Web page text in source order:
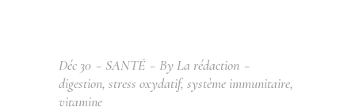
Déc 30 SANTÉ By La rédaction
digestion, stress oxydatif, système immunitaire,
vitamine